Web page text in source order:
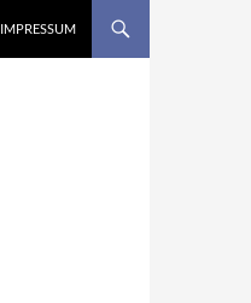
IMPRESSUM